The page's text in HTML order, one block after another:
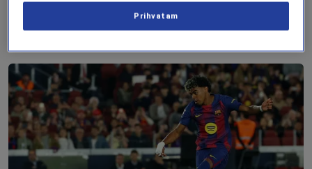
da se stanje gledatelja stabilizovalo, iako se još
Prihvatam